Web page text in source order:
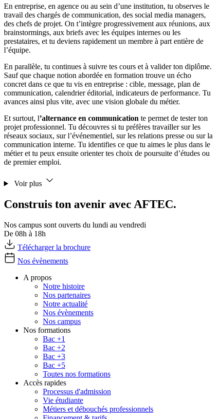
En entreprise, en agence ou au sein d’une institution, tu observes le
travail des chargés de communication, des social media managers,
des chefs de projet. On t’intègre progressivement aux réunions, aux
brainstormings, aux briefs avec les équipes internes ou les
prestataires, et tu deviens rapidement un membre à part entière de
l’équipe.
En parallèle, tu continues à suivre tes cours et à valider ton diplôme.
Sauf que chaque notion abordée en formation trouve un écho
concret dans ce que tu vis en entreprise : cible, message, plan de
communication, calendrier éditorial, indicateurs de performance. Tu
avances ainsi plus vite, avec une vision globale du métier.
Et surtout, l’alternance en communication te permet de tester ton
projet professionnel. Tu découvres si tu préfères travailler sur les
réseaux sociaux, sur l’événementiel, sur les relations presse ou sur la
communication interne. Tu identifies ce que tu aimes le plus dans le
métier et tu peux ensuite orienter tes choix de poursuite d’études ou
de premier emploi.
Voir plus
Construis ton avenir avec AFTEC.
Nos campus sont ouverts du lundi au vendredi
De 08h à 18h
Télécharger la brochure
Nos évènements
A propos
Notre histoire
Nos partenaires
Notre actualité
Nos évènements
Nos campus
Nos formations
Bac +1
Bac +2
Bac +3
Bac +5
Toutes nos formations
Accès rapides
Processus d'admission
Vie étudiante
Métiers et débouchés professionnels